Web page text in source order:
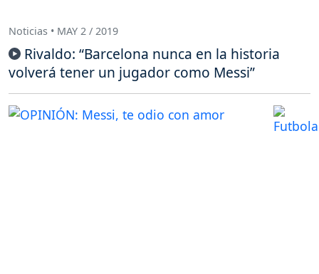
Noticias • MAY 2 / 2019
Rivaldo: “Barcelona nunca en la historia
volverá tener un jugador como Messi”